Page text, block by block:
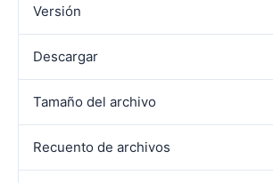
Versión
Descargar
Tamaño del archivo
Recuento de archivos